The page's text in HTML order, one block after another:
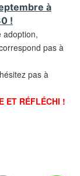
à
!
adoption,
pas à
pas à
ET RÉFLÉCHI !